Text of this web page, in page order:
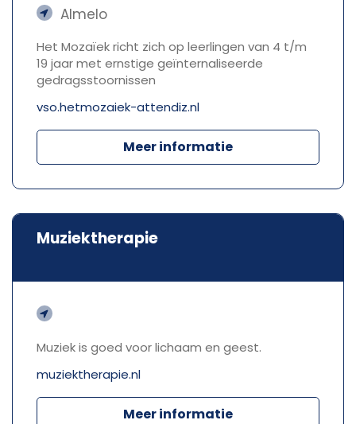
Almelo
Het Mozaïek richt zich op leerlingen van 4 t/m
19 jaar met ernstige geïnternaliseerde
gedragsstoornissen
vso.hetmozaiek-attendiz.nl
Meer informatie
Muziektherapie
Muziek is goed voor lichaam en geest.
muziektherapie.nl
Meer informatie